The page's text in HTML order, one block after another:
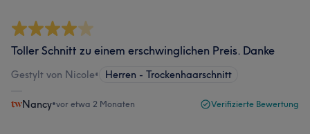
Toller Schnitt zu einem erschwinglichen Preis. Danke
Gestylt von Nicole• Herren - Trockenhaarschnitt
Nancy•vor etwa 2 Monaten Verifizierte Bewertung